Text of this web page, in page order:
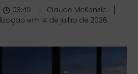
03:49
Claude McKenzie
em 14 de julho de 2026